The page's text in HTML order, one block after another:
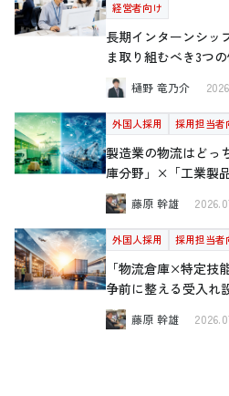
経営者向け
長期インターンシ
ま取り組むべき3つ
樋野 竜乃介
外国人採用 採用担当者
製造業の物流はどっ
庫分野」×「工業製
藤原 幹雄
外国人採用 採用担当者
「物流倉庫×特定技
争前に整える受入れ
藤原 幹雄